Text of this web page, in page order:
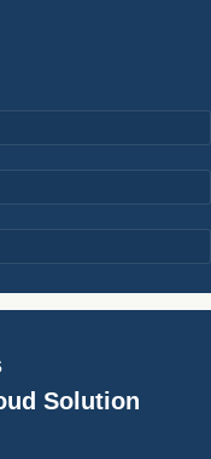
Solution